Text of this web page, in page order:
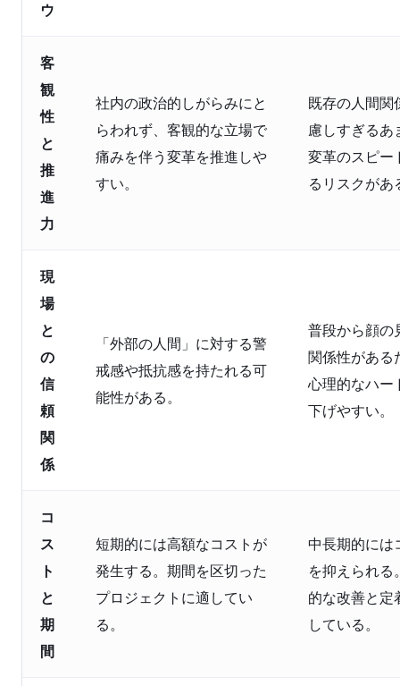
ウ
客
観
性
と
推
進
力
社内の政治的しがらみにと
らわれず、客観的な立場で
痛みを伴う変革を推進しや
すい。
既存の人間関
慮しすぎるあ
変革のスピー
るリスクがあ
現
場
と
の
信
頼
関
係
「外部の人間」に対する警
戒感や抵抗感を持たれる可
能性がある。
普段から顔の
関係性がある
心理的なハー
下げやすい。
コ
ス
ト
と
期
間
短期的には高額なコストが
発生する。期間を区切った
プロジェクトに適してい
る。
中長期的には
を抑えられる
的な改善と定
している。